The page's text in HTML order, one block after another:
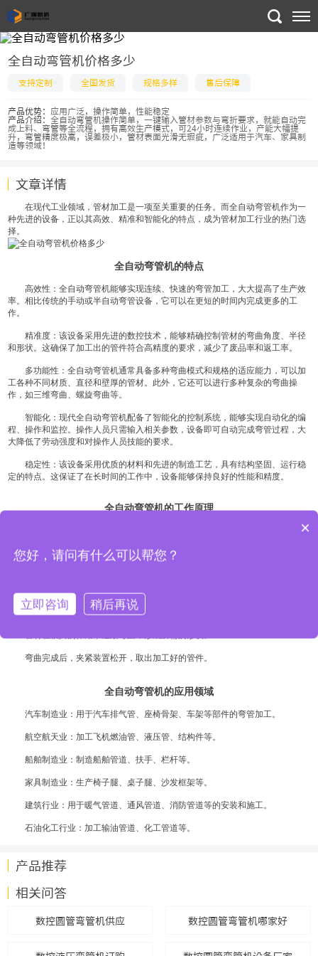
全自动弯管机价格多少
支持定制 全国发货 规格多样 售后保障
产品优势： 应用广泛，操作简单，性能稳定
产品介绍：全自动弯管机操作简单，一键输入管材参数与弯折要求，就能自动完
成上料、弯管等全流程，拥有高效生产模式，可24小时连续作业，产能大幅提
升，弯管精度极高，误差极小，管材表面光滑无瑕疵，广泛适用于汽车、家具制
造等领域！
文章详情
在现代工业领域，管材加工是一项至关重要的任务。而全自动弯管机作为一
种先进的设备，正以其高效、精准和智能化的特点，成为管材加工行业的热门选
择。
全自动弯管机的特点
高效性：全自动弯管机能够实现连续、快速的弯管加工，大大提高了生产效
率。相比传统的手动或半自动弯管设备，它可以在更短的时间内完成更多的工
作。
精准度：该设备采用先进的数控技术，能够精确控制管材的弯曲角度、半径
和形状。这确保了加工出的管件符合高精度的要求，减少了废品率和返工率。
多功能性：全自动弯管机通常具备多种弯曲模式和规格的适应能力，可以加
工各种不同材质、直径和壁厚的管材。此外，它还可以进行多种复杂的弯曲操
作，如三维弯曲、螺旋弯曲等。
智能化：现代全自动弯管机配备了智能化的控制系统，能够实现自动化的编
程、操作和监控。操作人员只需输入相关参数，设备即可自动完成弯管过程，大
大降低了劳动强度和对操作人员技能的要求。
稳定性：该设备采用优质的材料和先进的制造工艺，具有结构坚固、运行稳
定的特点。这保证了在长时间的工作中，设备能够保持良好的性能和精度。
全自动弯管机的工作原理
全自动弯管机主要由机架、弯管模具、夹紧装置、液压系统、控制系统等部
根据需要弯曲的角度和形状，控制系统发出指令，驱动弯管模具进行旋转和
移动。
弯曲完成后，夹紧装置松开，取出加工好的管件。
全自动弯管机的应用领域
汽车制造业：用于汽车排气管、座椅骨架、车架等部件的弯管加工。
航空航天业：加工飞机燃油管、液压管、结构件等。
船舶制造业：制造船舶管道、扶手、栏杆等。
家具制造业：生产椅子腿、桌子腿、沙发框架等。
建筑行业：用于暖气管道、通风管道、消防管道等的安装和施工。
石油化工行业：加工输油管道、化工管道等。
产品推荐
相关问答
数控圆管弯管机供应 数控圆管弯管机哪家好
×
您好，请问有什么可以帮您？
立即咨询 稍后再说